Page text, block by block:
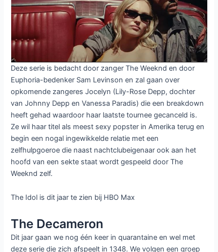
Deze serie is bedacht door zanger The Weeknd en door
Euphoria-bedenker Sam Levinson en zal gaan over
opkomende zangeres Jocelyn (Lily-Rose Depp, dochter
van Johnny Depp en Vanessa Paradis) die een breakdown
heeft gehad waardoor haar laatste tournee gecanceld is.
Ze wil haar titel als meest sexy popster in Amerika terug en
begin een nogal ingewikkelde relatie met een
zelfhulpgoeroe die naast nachtclubeigenaar ook aan het
hoofd van een sekte staat wordt gespeeld door The
Weeknd zelf.
The Idol is dit jaar te zien bij HBO Max
The Decameron
Dit jaar gaan we nog één keer in quarantaine en wel met
deze serie die zich afspeelt in 1348. We volgen een groep